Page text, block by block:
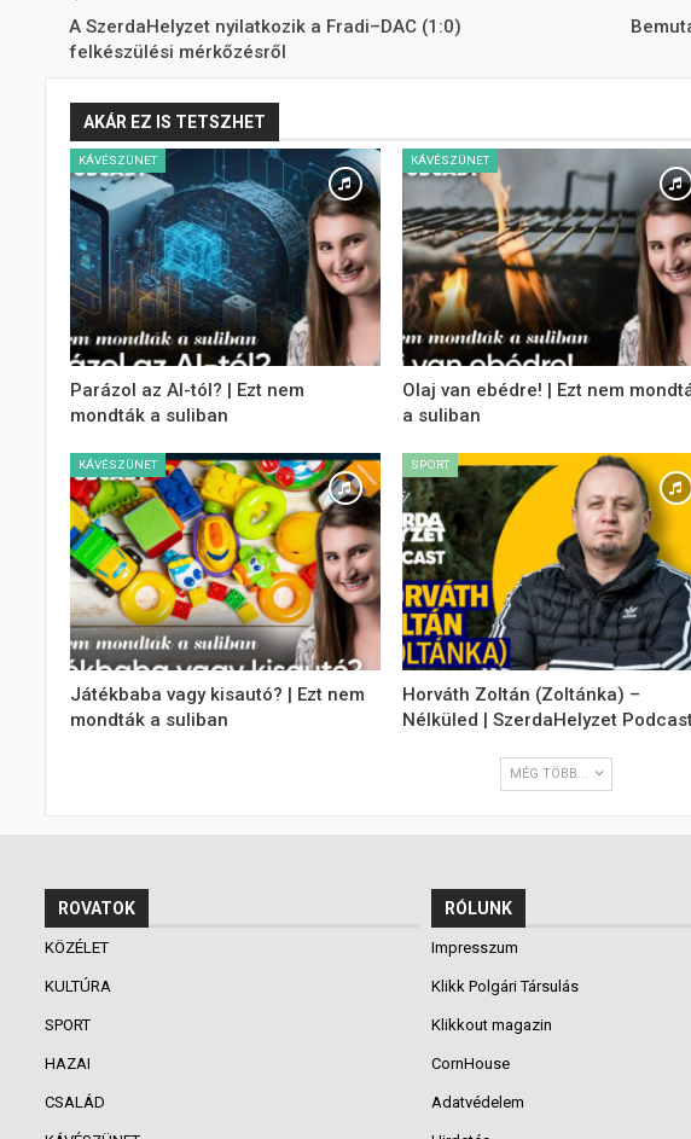
A SzerdaHelyzet nyilatkozik a Fradi–DAC (1:0)
felkészülési mérkőzésről
AKÁR EZ IS TETSZHET
KÁVÉSZÜNET
Parázol az AI-tól? | Ezt nem
mondták a suliban
KÁVÉSZÜNET
Olaj van ebédre! | Ezt nem
a suliban
KÁVÉSZÜNET
Játékbaba vagy kisautó? | Ezt nem
mondták a suliban
SPORT
Horváth Zoltán (Zoltánka) –
Nélküled | SzerdaHelyzet
MÉG TÖBB...
ROVATOK
KÖZÉLET
KULTÚRA
SPORT
HAZAI
CSALÁD
RÓLUNK
Impresszum
Klikk Polgári Társulás
Klikkout magazin
CornHouse
Adatvédelem